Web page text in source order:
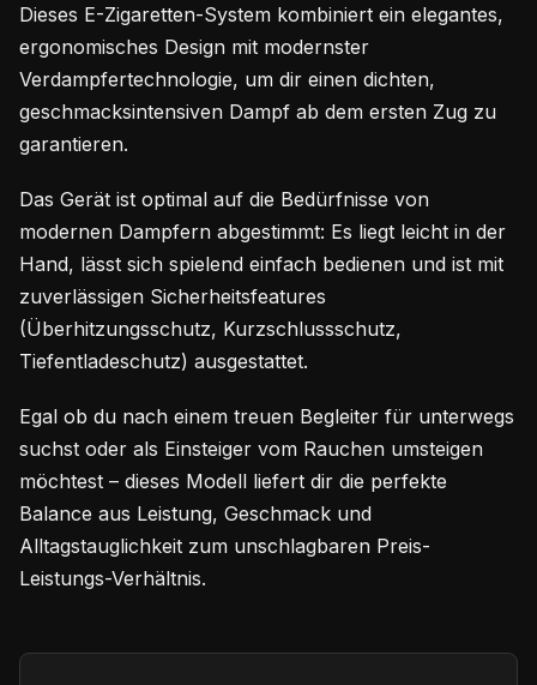
Dieses E-Zigaretten-System kombiniert ein elegantes,
ergonomisches Design mit modernster
Verdampfertechnologie, um dir einen dichten,
geschmacksintensiven Dampf ab dem ersten Zug zu
garantieren.
Das Gerät ist optimal auf die Bedürfnisse von
modernen Dampfern abgestimmt: Es liegt leicht in der
Hand, lässt sich spielend einfach bedienen und ist mit
zuverlässigen Sicherheitsfeatures
(Überhitzungsschutz, Kurzschlussschutz,
Tiefentladeschutz) ausgestattet.
Egal ob du nach einem treuen Begleiter für unterwegs
suchst oder als Einsteiger vom Rauchen umsteigen
möchtest – dieses Modell liefert dir die perfekte
Balance aus Leistung, Geschmack und
Alltagstauglichkeit zum unschlagbaren Preis-
Leistungs-Verhältnis.